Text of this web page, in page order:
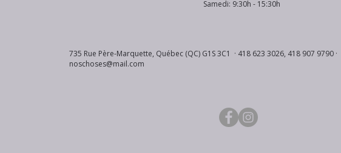
Samedi: 9:30h - 15:30h
735 Rue Père-Marquette, Québec (QC) G1S 3C1 · 418 623 3026, 418 907 9790 ·
noschoses@mail.com